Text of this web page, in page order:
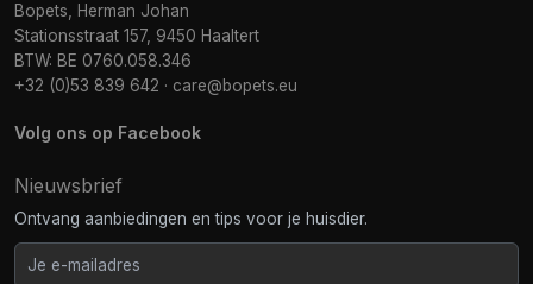
Bopets, Herman Johan
Stationsstraat 157, 9450 Haaltert
BTW: BE 0760.058.346
+32 (0)53 839 642 · care@bopets.eu
Volg ons op Facebook
Nieuwsbrief
Ontvang aanbiedingen en tips voor je huisdier.